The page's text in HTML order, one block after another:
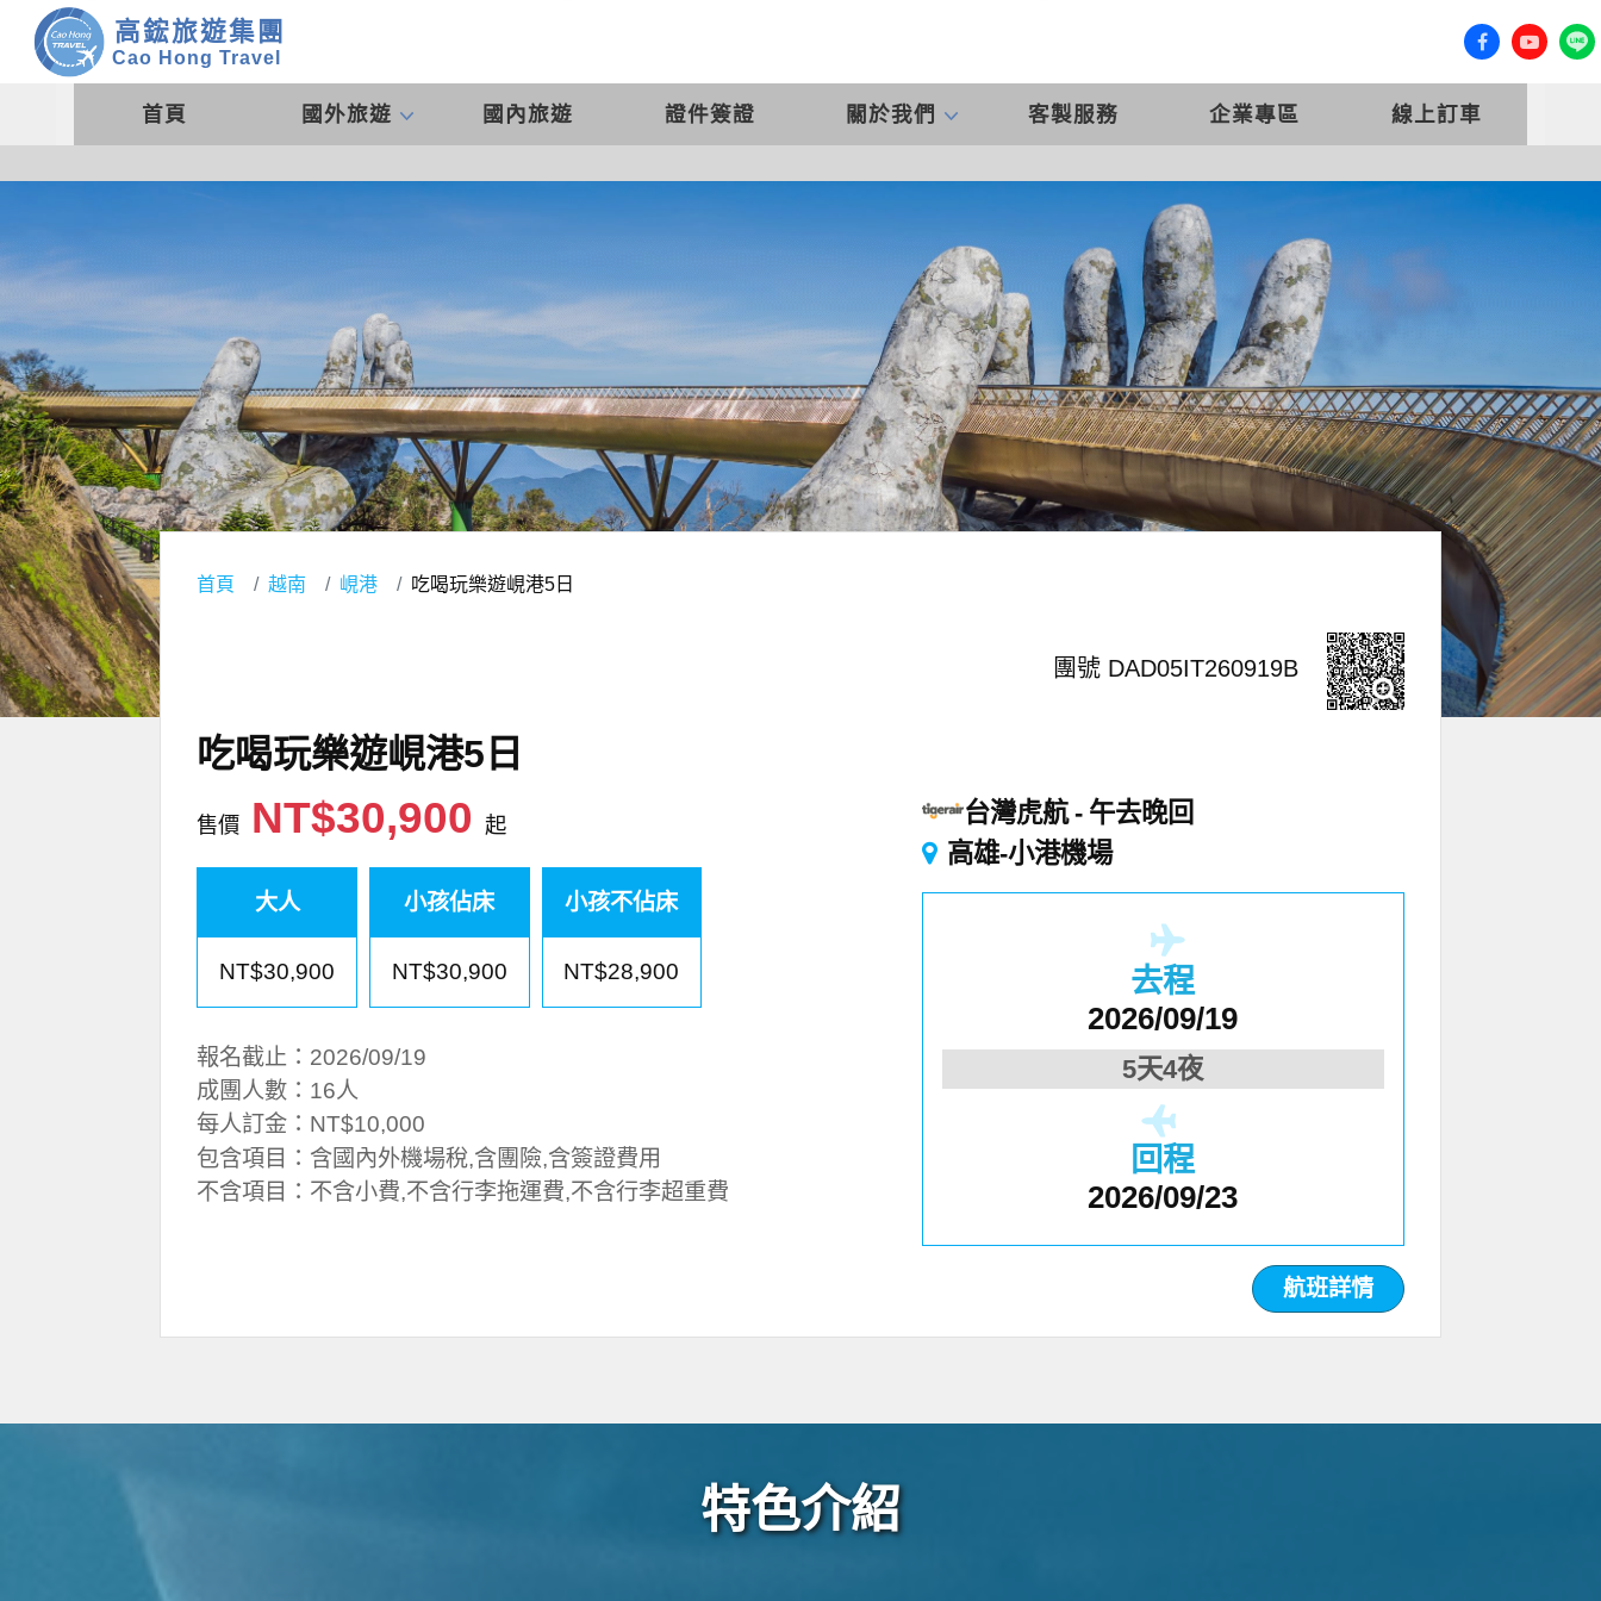
高鋐旅遊集團
Cao Hong Travel
首頁 國外旅遊 國內旅遊 證件簽證 關於我們 客製服務 企業專區 線上訂車
首頁 越南 峴港 吃喝玩樂遊峴港5日
團號 DAD05IT260919B
吃喝玩樂遊峴港5日
售價 NT$30,900起
大人
NT$30,900
小孩佔床
NT$30,900
小孩不佔床
NT$28,900
報名截止：2026/09/19
成團人數：16人
每人訂金：NT$10,000
包含項目：含國內外機場稅,含團險,含簽證費用
不含項目：不含小費,不含行李拖運費,不含行李超重費
台灣虎航
午去晚回
高雄-小港機場
去程
2026/09/19
5天4夜
回程
2026/09/23
航班詳情
特色介紹